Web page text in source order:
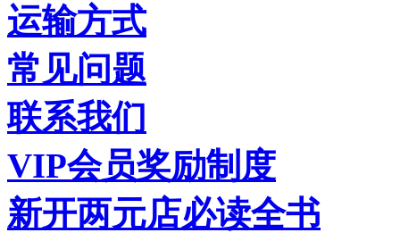
运输方式
常见问题
联系我们
VIP会员奖励制度
新开两元店必读全书